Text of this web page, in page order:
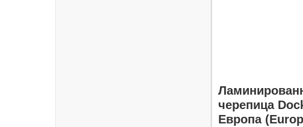
черепица
Европа